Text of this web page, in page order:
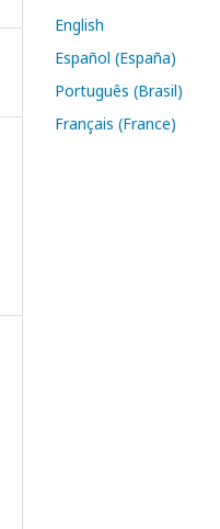
English
Español (España)
Português (Brasil)
Français (France)